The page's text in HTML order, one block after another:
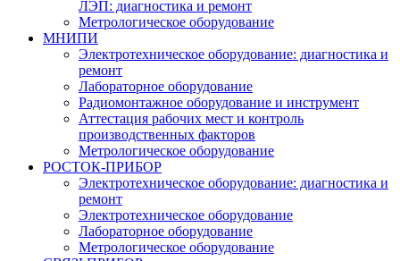
ЛЭП: диагностика и ремонт
Метрологическое оборудование
МНИПИ
Электротехническое оборудование: диагностика и
ремонт
Лабораторное оборудование
Радиомонтажное оборудование и инструмент
Аттестация рабочих мест и контроль
производственных факторов
Метрологическое оборудование
РОСТОК-ПРИБОР
Электротехническое оборудование: диагностика и
ремонт
Электротехническое оборудование
Лабораторное оборудование
Метрологическое оборудование